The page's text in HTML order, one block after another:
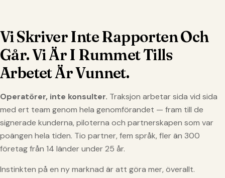
Vi Skriver Inte Rapporten Och
Går. Vi Är I Rummet Tills
Arbetet Är Vunnet.
Operatörer, inte konsulter. Traksjon arbetar sida vid sida
med ert team genom hela genomförandet — fram till de
signerade kunderna, piloterna och partnerskapen som var
poängen hela tiden. Tio partner, fem språk, fler än 300
företag från 14 länder under 25 år.
Instinkten på en ny marknad är att göra mer, överallt.